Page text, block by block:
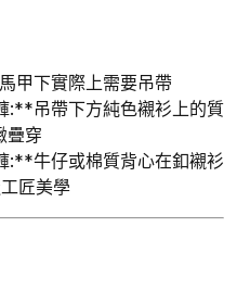
甲下實際上需要吊帶
:**吊帶下方純色襯衫上的質
疊穿
:**牛仔或棉質背心在釦襯衫
匠美學